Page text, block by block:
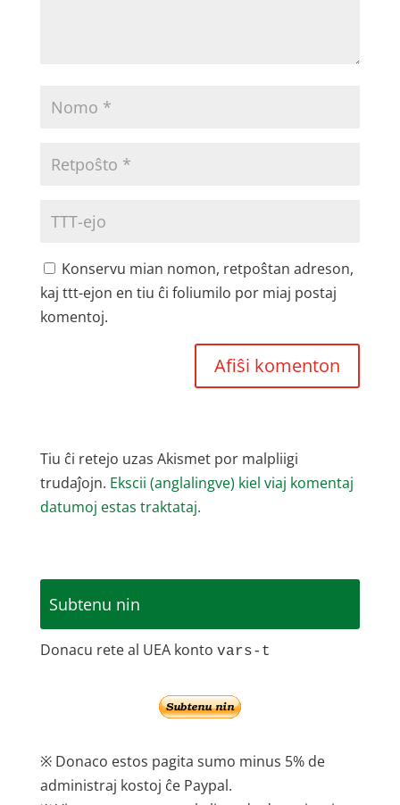
Konservu mian nomon, retpoŝtan adreson,
kaj ttt-ejon en tiu ĉi foliumilo por miaj postaj
komentoj.
Tiu ĉi retejo uzas Akismet por malpliigi
trudaĵojn. Ekscii (anglalingve) kiel viaj komentaj
datumoj estas traktataj.
Subtenu nin
Donacu rete al UEA konto vars-t
※ Donaco estos pagita sumo minus 5% de
administraj kostoj ĉe Paypal.